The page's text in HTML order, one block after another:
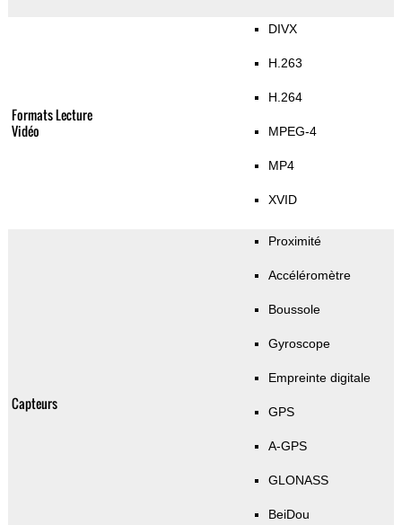
Formats Lecture
Vidéo
DIVX
H.263
H.264
MPEG-4
MP4
XVID
Capteurs
Proximité
Accéléromètre
Boussole
Gyroscope
Empreinte digitale
GPS
A-GPS
GLONASS
BeiDou